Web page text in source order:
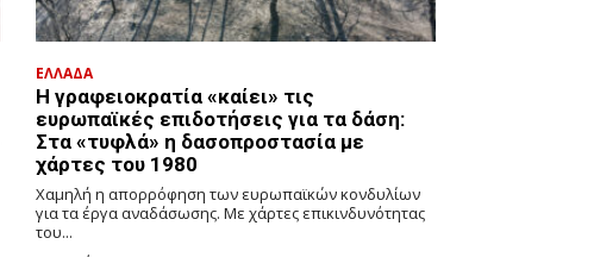
ΕΛΛΑΔΑ
H γραφειοκρατία «καίει» τις
ευρωπαϊκές επιδοτήσεις για τα δάση:
Στα «τυφλά» η δασοπροστασία με
χάρτες του 1980
Χαμηλή η απορρόφηση των ευρωπαϊκών κονδυλίων
για τα έργα αναδάσωσης. Με χάρτες επικινδυνότητας
του...